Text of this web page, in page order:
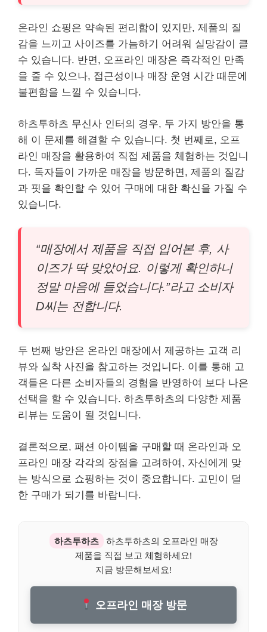
온라인 쇼핑은 약속된 편리함이 있지만, 제품의 질
감을 느끼고 사이즈를 가늠하기 어려워 실망감이 클
수 있습니다. 반면, 오프라인 매장은 즉각적인 만족
을 줄 수 있으나, 접근성이나 매장 운영 시간 때문에
불편함을 느낄 수 있습니다.
하츠투하츠 무신사 인터의 경우, 두 가지 방안을 통
해 이 문제를 해결할 수 있습니다. 첫 번째로, 오프
라인 매장을 활용하여 직접 제품을 체험하는 것입니
다. 독자들이 가까운 매장을 방문하면, 제품의 질감
과 핏을 확인할 수 있어 구매에 대한 확신을 가질 수
있습니다.
“매장에서 제품을 직접 입어본 후, 사
이즈가 딱 맞았어요. 이렇게 확인하니
정말 마음에 들었습니다.”라고 소비자
D씨는 전합니다.
두 번째 방안은 온라인 매장에서 제공하는 고객 리
뷰와 실착 사진을 참고하는 것입니다. 이를 통해 고
객들은 다른 소비자들의 경험을 반영하여 보다 나은
선택을 할 수 있습니다. 하츠투하츠의 다양한 제품
리뷰는 도움이 될 것입니다.
결론적으로, 패션 아이템을 구매할 때 온라인과 오
프라인 매장 각각의 장점을 고려하여, 자신에게 맞
는 방식으로 쇼핑하는 것이 중요합니다. 고민이 덜
한 구매가 되기를 바랍니다.
하츠투하츠
하츠투하츠의 오프라인 매장
제품을 직접 보고 체험하세요!
지금 방문해보세요!
오프라인 매장 방문